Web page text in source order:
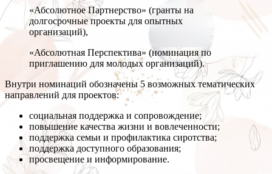
«Абсолютное Партнерство» (гранты на
долгосрочные проекты для опытных
организаций),
«Абсолютная Перспектива» (номинация по
приглашению для молодых организаций).
Внутри номинаций обозначены 5 возможных тематических
направлений для проектов:
социальная поддержка и сопровождение;
повышение качества жизни и вовлеченности;
поддержка семьи и профилактика сиротства;
поддержка доступного образования;
просвещение и информирование.